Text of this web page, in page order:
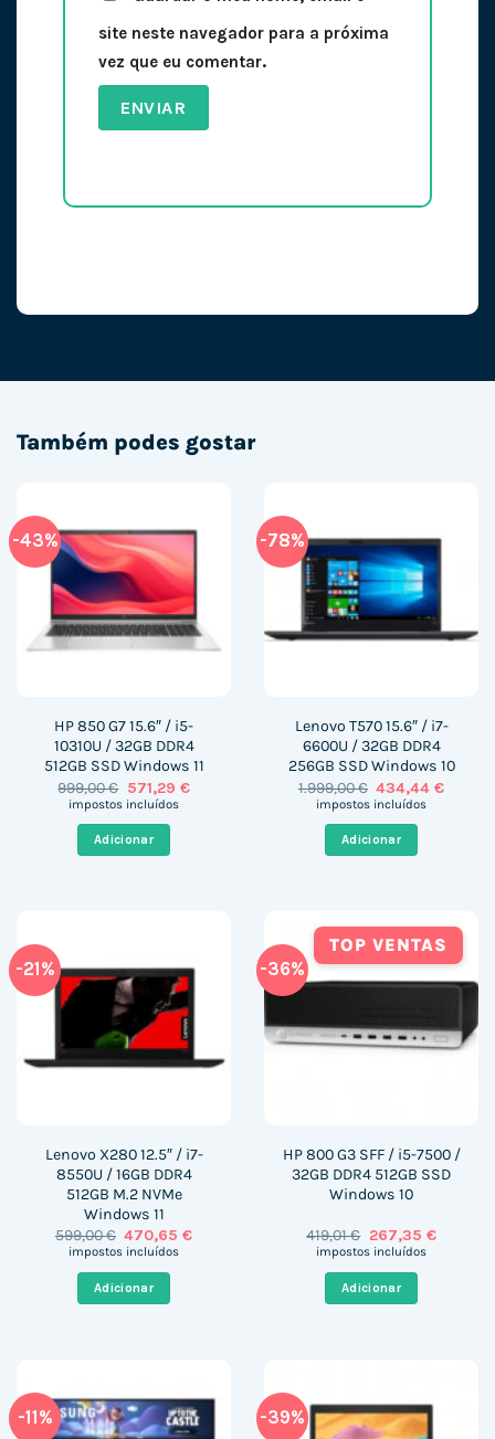
site neste navegador para a próxima
vez que eu comentar.
Também podes gostar
-43%
HP 850 G7 15.6″ / i5-
10310U / 32GB DDR4
512GB SSD Windows 11
999,00€ O
preço
era:
999,00 €.
571,29 €O
impostos incluídos
Adicionar
-78%
Lenovo T570 15.6″ / i7-
6600U / 32GB DDR4
256GB SSD Windows 10
1.999,00€ O
preço
era:
1.999,00 €.
434,44€O
impostos incluídos
Adicionar
-21%
Lenovo X280 12.5″ / i7-
8550U / 16GB DDR4
512GB M.2 NVMe
Windows 11
599,00€ O
preço
599,00 €.
470,65€O
impostos incluídos
Adicionar
-36%
TOP VENTAS
HP 800 G3 SFF / i5-7500 /
32GB DDR4 512GB SSD
Windows 10
419,01€ O
preço
era:
419,01 €.
267,35 €O
impostos incluídos
Adicionar
-11% -39%